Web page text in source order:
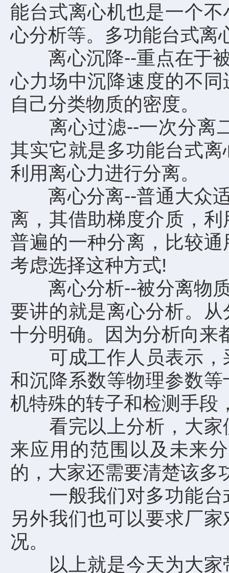
能台式离心机也是一个
心分析等。多功能台式离
离心沉降--重点在于被
心力场中沉降速度的不
自己分类物质的密度。
离心过滤--一次分离二
其实它就是多功能台式
利用离心力进行分离。
离心分离--普通大众适
离，其借助梯度介质，
普遍的一种分离，比较
考虑选择这种方式!
离心分析--被分离物质
要讲的就是离心分析。
十分明确。因为分析向来
可成工作人员表示，
和沉降系数等物理参数
机特殊的转子和检测手段
看完以上分析，大家
来应用的范围以及未来
的，大家还需要清楚该多
一般我们对多功能台
另外我们也可以要求厂
况。
以上就是今天为大家